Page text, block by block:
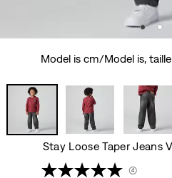
Model is cm/Model is,
Stay Loose Taper Jeans
(4)